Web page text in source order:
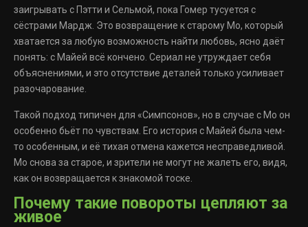
заигрывать с Пэтти и Сельмой, пока Гомер тусуется с
сёстрами Мардж. Это возвращение к старому Мо, который
хватается за любую возможность найти любовь, ясно даёт
понять: с Майей всё кончено. Сериал не утруждает себя
объяснениями, и это отсутствие деталей только усиливает
разочарование.
Такой подход типичен для «Симпсонов», но в случае с Мо он
особенно бьёт по чувствам. Его история с Майей была чем-
то особенным, и её тихая отмена кажется несправедливой.
Мо снова за старое, и зрители не могут не жалеть его, видя,
как он возвращается к знакомой тоске.
Почему такие повороты цепляют за
живое